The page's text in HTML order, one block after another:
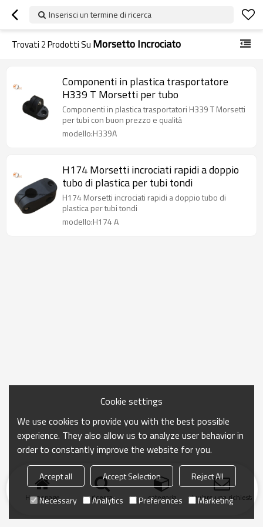
Inserisci un termine di ricerca
Trovati 2Prodotti Su Morsetto Incrociato
Componenti in plastica trasportatore
H339 T Morsetti per tubo
Componenti in plastica trasportatori H339 T Morsetti
per tubi con buon prezzo e qualità
modello:H339A
H174 Morsetti incrociati rapidi a doppio
tubo di plastica per tubi tondi
H174 Morsetti incrociati rapidi a doppio tubo di
plastica per tubi tondi
modello:H174 A
Homepage ricerca categoria Inviare una richiesta
Cookie settings
We use cookies to provide you with the best possible
experience. They also allow us to analyze user behavior in
order to constantly improve the website for you.
Accept all Accept Selection
Reject All
Necessary
Analytics Preferences Marketing